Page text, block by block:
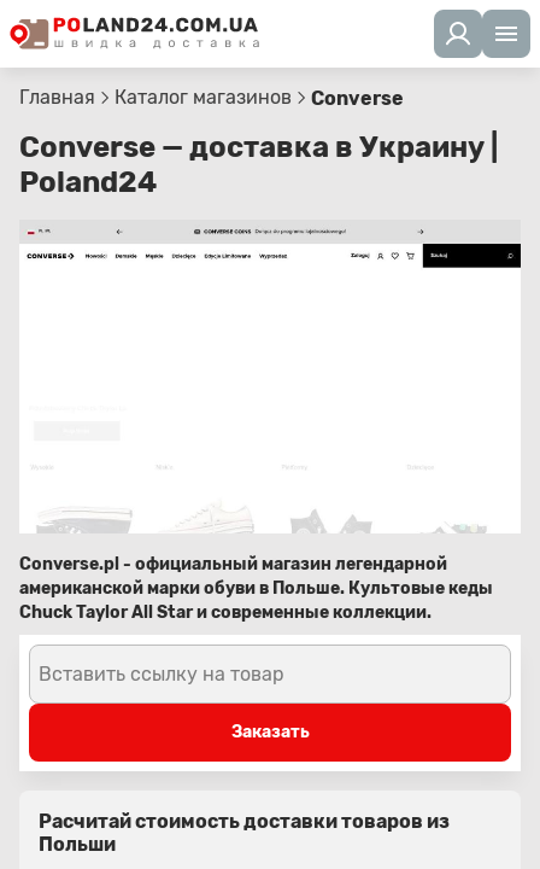
Главная Каталог магазинов Converse
Converse — доставка в Украину |
Poland24
Converse.pl - официальный магазин легендарной
американской марки обуви в Польше. Культовые кеды
Chuck Taylor All Star и современные коллекции.
Вставить ссылку на товар
Заказать
Расчитай стоимость доставки товаров из
Польши